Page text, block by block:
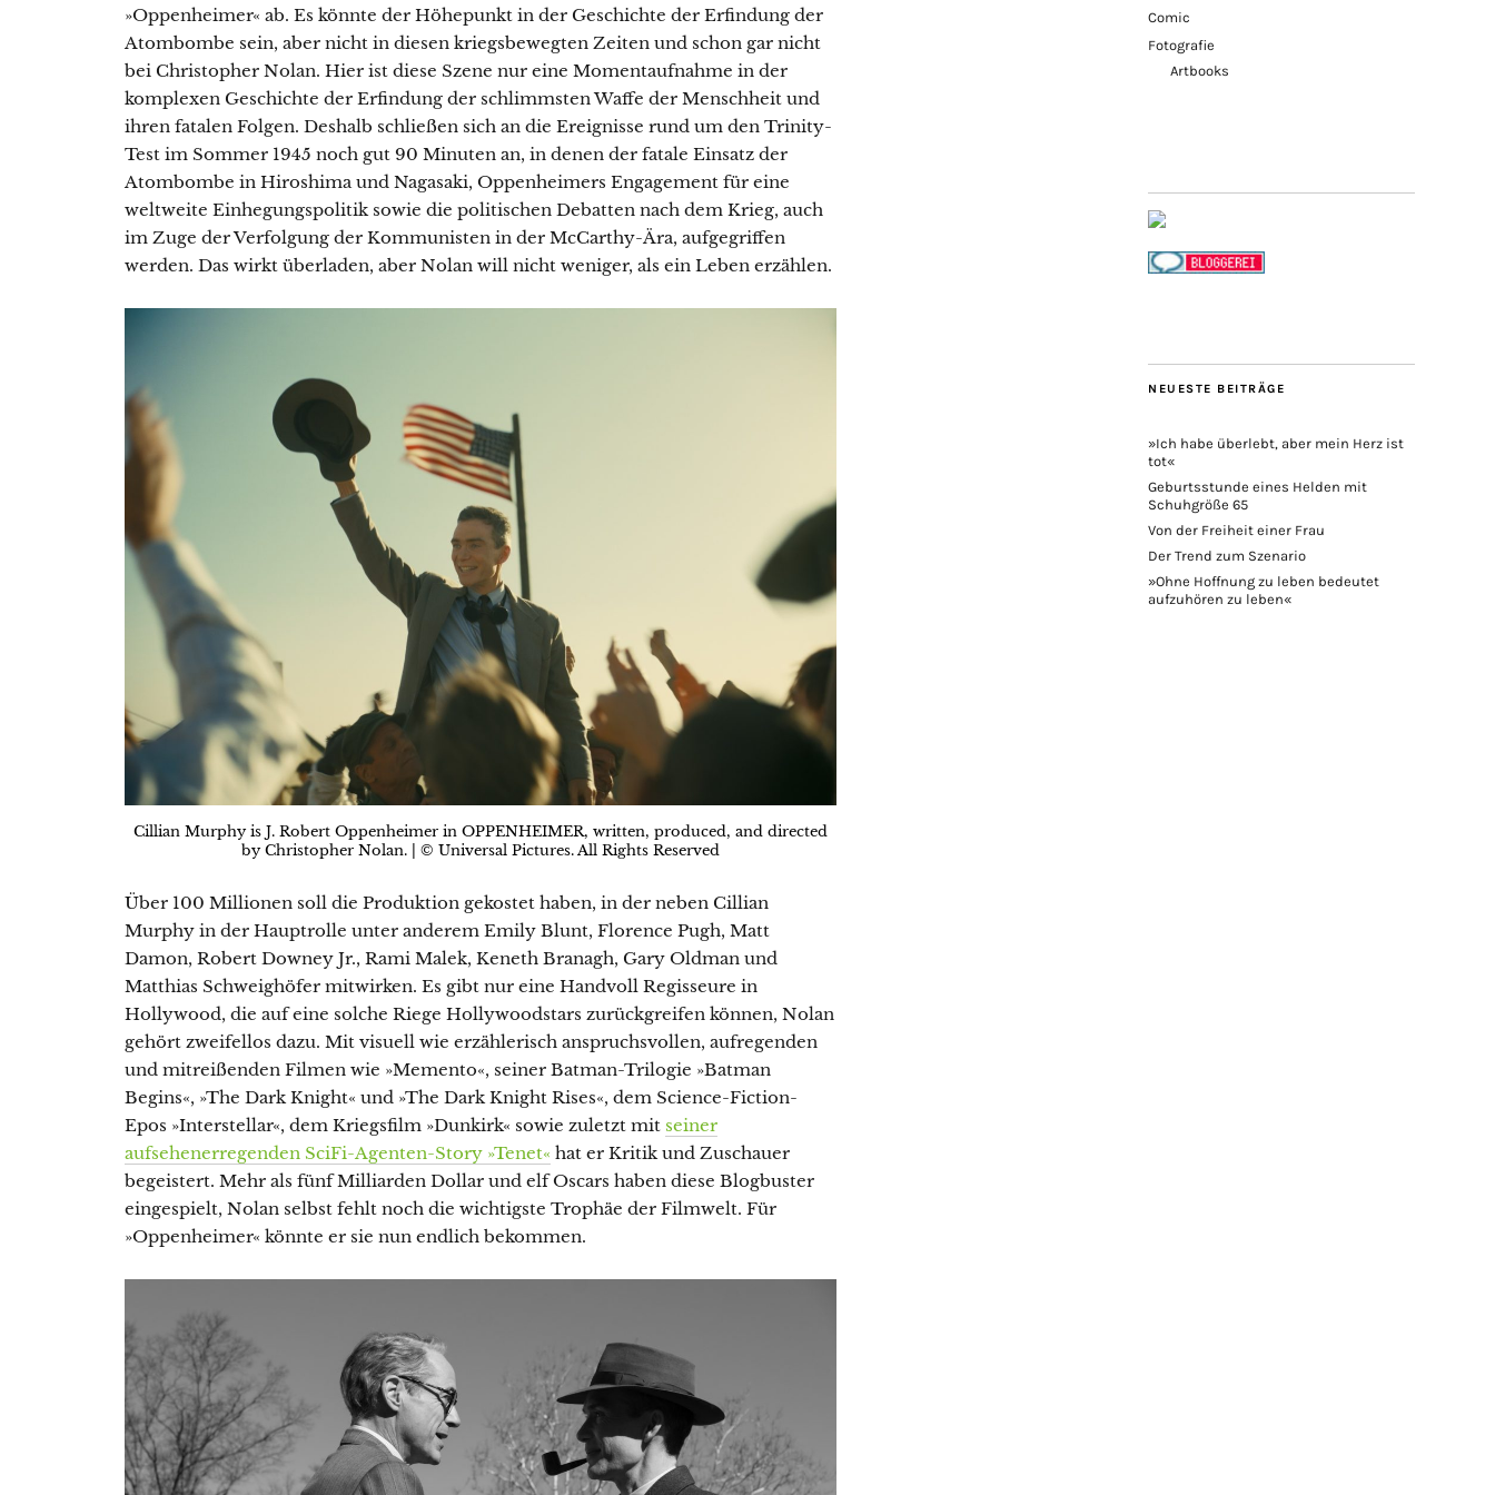
»Oppenheimer« ab. Es könnte der Höhepunkt in der Geschichte der Erfindung der
Atombombe sein, aber nicht in diesen kriegsbewegten Zeiten und schon gar nicht
bei Christopher Nolan. Hier ist diese Szene nur eine Momentaufnahme in der
komplexen Geschichte der Erfindung der schlimmsten Waffe der Menschheit und
ihren fatalen Folgen. Deshalb schließen sich an die Ereignisse rund um den Trinity-
Test im Sommer 1945 noch gut 90 Minuten an, in denen der fatale Einsatz der
Atombombe in Hiroshima und Nagasaki, Oppenheimers Engagement für eine
weltweite Einhegungspolitik sowie die politischen Debatten nach dem Krieg, auch
im Zuge der Verfolgung der Kommunisten in der McCarthy-Ära, aufgegriffen
werden. Das wirkt überladen, aber Nolan will nicht weniger, als ein Leben erzählen.
Cillian Murphy is J. Robert Oppenheimer in OPPENHEIMER, written, produced, and directed
by Christopher Nolan. | © Universal Pictures. All Rights Reserved
Über 100 Millionen soll die Produktion gekostet haben, in der neben Cillian
Murphy in der Hauptrolle unter anderem Emily Blunt, Florence Pugh, Matt
Damon, Robert Downey Jr., Rami Malek, Keneth Branagh, Gary Oldman und
Matthias Schweighöfer mitwirken. Es gibt nur eine Handvoll Regisseure in
Hollywood, die auf eine solche Riege Hollywoodstars zurückgreifen können, Nolan
gehört zweifellos dazu. Mit visuell wie erzählerisch anspruchsvollen, aufregenden
und mitreißenden Filmen wie »Memento«, seiner Batman-Trilogie »Batman
Begins«, »The Dark Knight« und »The Dark Knight Rises«, dem Science-Fiction-
Epos »Interstellar«, dem Kriegsfilm »Dunkirk« sowie zuletzt mit seiner
aufsehenerregenden SciFi-Agenten-Story »Tenet« hat er Kritik und Zuschauer
begeistert. Mehr als fünf Milliarden Dollar und elf Oscars haben diese Blogbuster
eingespielt, Nolan selbst fehlt noch die wichtigste Trophäe der Filmwelt. Für
»Oppenheimer« könnte er sie nun endlich bekommen.
Comic
Fotografie
Artbooks
NEUESTE BEITRÄGE
»Ich habe überlebt, aber mein Herz ist
tot«
Geburtsstunde eines Helden mit
Schuhgröße 65
Von der Freiheit einer Frau
Der Trend zum Szenario
»Ohne Hoffnung zu leben bedeutet
aufzuhören zu leben«